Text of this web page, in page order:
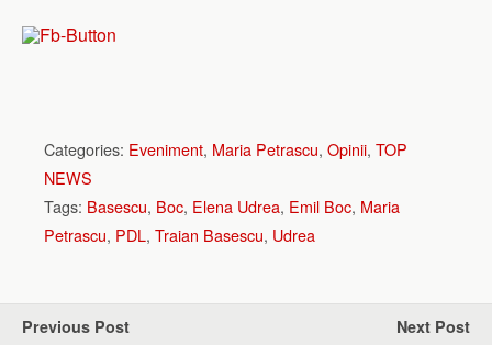
Categories: Eveniment, Maria Petrascu, Opinii, TOP
NEWS
Tags: Basescu, Boc, Elena Udrea, Emil Boc, Maria
Petrascu, PDL, Traian Basescu, Udrea
Previous Post Next Post